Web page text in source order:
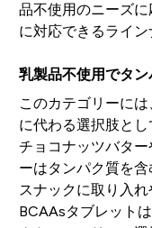
品不使用のニーズ
に対応できるライン
乳製品不使用でタ
このカテゴリーに
に代わる選択肢とし
チョコナッツバタ
ーはタンパク質を
スナックに取り入
BCAAsタブレット